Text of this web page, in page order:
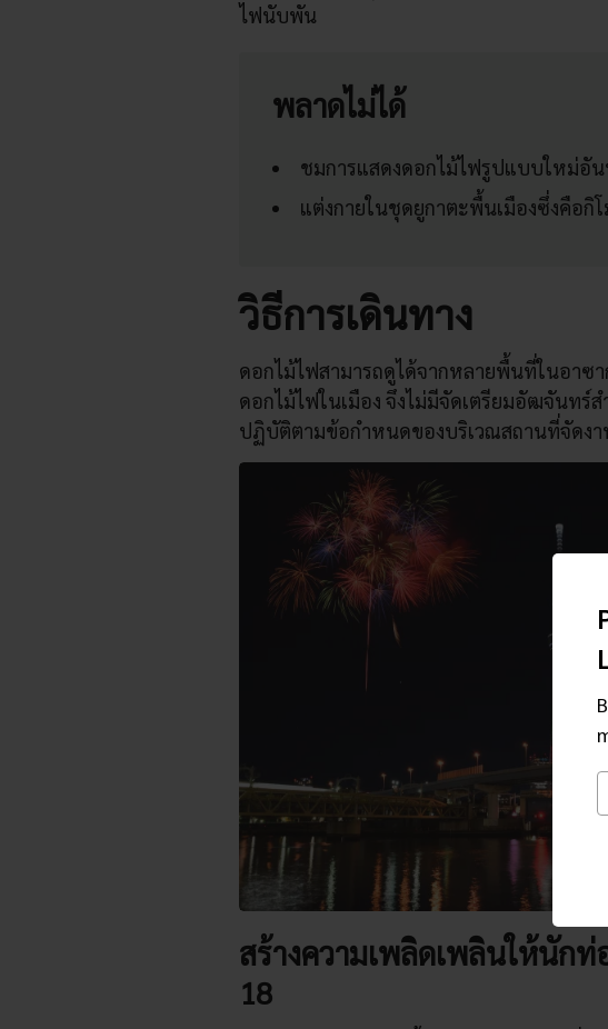
ไฟนับพัน
พลาดไม่ได้
ชมการแสดงดอกไม้ไฟรูปแบบใหม่อัน
แต่งกายในชุดยูกาตะพื้นเมืองซึ่งคือกิโ
วิธีการเดินทาง
ดอกไม้ไฟสามารถดูได้จากหลายพื้นที่ในอาซา
ดอกไม้ไฟในเมือง จึงไม่มีจัดเตรียมอัฒจันทร์
ปฏิบัติตามข้อกำหนดของบริเวณสถานที่จัดงา
สร้างความเพลิดเพลินให้นัก
18